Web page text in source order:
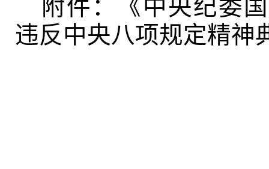
附件：《中央纪委
违反中央八项规定精神